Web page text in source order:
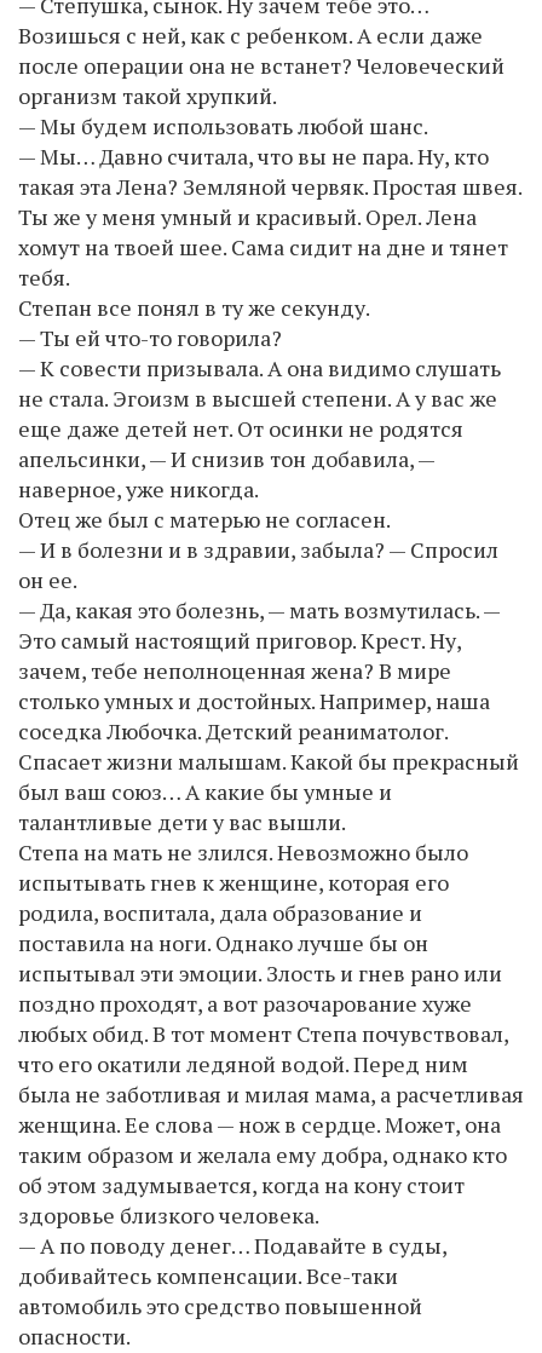
Возишься с ней, как с ребенком. А если даже
после операции она не встанет? Человеческий
организм такой хрупкий.
— Мы будем использовать любой шанс.
— Мы… Давно считала, что вы не пара. Ну, кто
такая эта Лена? Земляной червяк. Простая швея.
Ты же у меня умный и красивый. Орел. Лена
хомут на твоей шее. Сама сидит на дне и тянет
тебя.
Степан все понял в ту же секунду.
— Ты ей что-то говорила?
— К совести призывала. А она видимо слушать
не стала. Эгоизм в высшей степени. А у вас же
еще даже детей нет. От осинки не родятся
апельсинки, — И снизив тон добавила, —
наверное, уже никогда.
Отец же был с матерью не согласен.
— И в болезни и в здравии, забыла? — Спросил
он ее.
— Да, какая это болезнь, — мать возмутилась. —
Это самый настоящий приговор. Крест. Ну,
зачем, тебе неполноценная жена? В мире
столько умных и достойных. Например, наша
соседка Любочка. Детский реаниматолог.
Спасает жизни малышам. Какой бы прекрасный
был ваш союз… А какие бы умные и
талантливые дети у вас вышли.
Степа на мать не злился. Невозможно было
испытывать гнев к женщине, которая его
родила, воспитала, дала образование и
поставила на ноги. Однако лучше бы он
испытывал эти эмоции. Злость и гнев рано или
поздно проходят, а вот разочарование хуже
любых обид. В тот момент Степа почувствовал,
что его окатили ледяной водой. Перед ним
была не заботливая и милая мама, а расчетливая
женщина. Ее слова — нож в сердце. Может, она
таким образом и желала ему добра, однако кто
об этом задумывается, когда на кону стоит
здоровье близкого человека.
— А по поводу денег… Подавайте в суды,
добивайтесь компенсации. Все-таки
автомобиль это средство повышенной
опасности.